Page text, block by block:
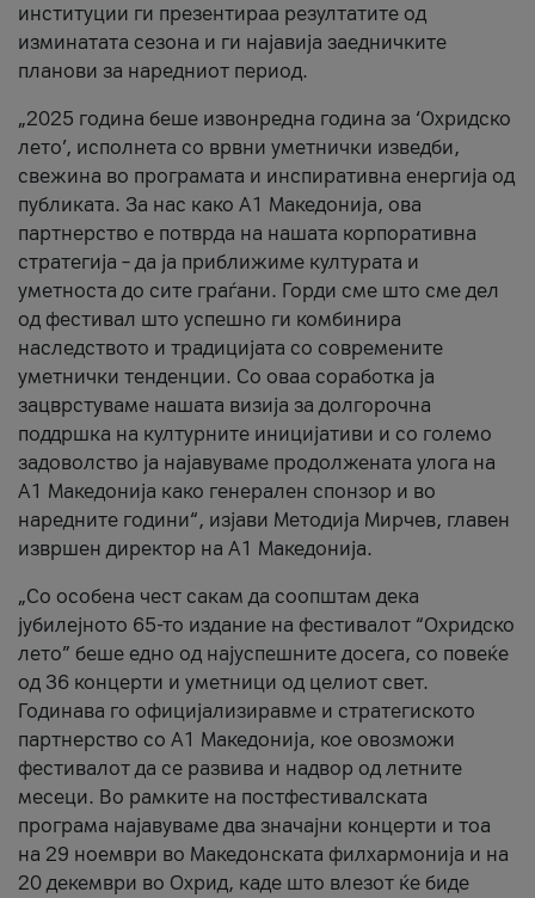
институции ги презентираа резултатите од
изминатата сезона и ги најавија заедничките
планови за наредниот период.
„2025 година беше извонредна година за ‘Охридско
лето’, исполнета со врвни уметнички изведби,
свежина во програмата и инспиративна енергија од
публиката. За нас како A1 Македонија, ова
партнерство е потврда на нашата корпоративна
стратегија – да ја приближиме културата и
уметноста до сите граѓани. Горди сме што сме дел
од фестивал што успешно ги комбинира
наследството и традицијата со современите
уметнички тенденции. Со оваа соработка ја
зацврстуваме нашата визија за долгорочна
поддршка на културните иницијативи и со големо
задоволство ја најавуваме продолжената улога на
A1 Македонија како генерален спонзор и во
наредните години“, изјави Методија Мирчев, главен
извршен директор на A1 Македонија.
„Со особена чест сакам да соопштам дека
јубилејното 65-то издание на фестивалот “Охридско
лето” беше едно од најуспешните досега, со повеќе
од 36 концерти и уметници од целиот свет.
Годинава го официјализиравме и стратегиското
партнерство со А1 Македонија, кое овозможи
фестивалот да се развива и надвор од летните
месеци. Во рамките на постфестивалската
програма најавуваме два значајни концерти и тоа
на 29 ноември во Македонската филхармонија и на
20 декември во Охрид, каде што влезот ќе биде